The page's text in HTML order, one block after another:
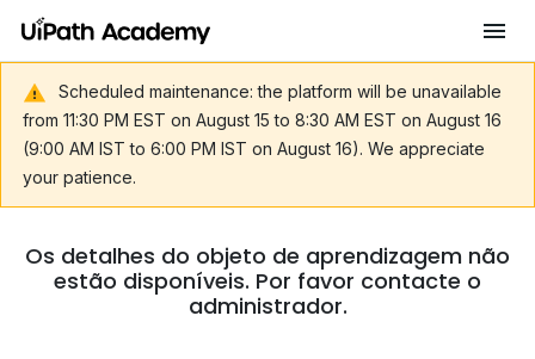
Scheduled maintenance: the platform will be unavailable
from 11:30 PM EST on August 15 to 8:30 AM EST on August 16
(9:00 AM IST to 6:00 PM IST on August 16). We appreciate
your patience.
Os detalhes do objeto de aprendizagem não
estão disponíveis. Por favor contacte o
administrador.